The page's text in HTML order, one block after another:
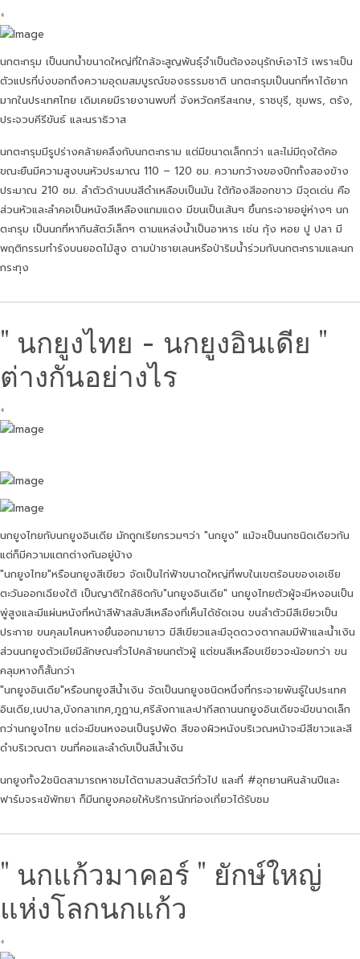
+
นกตะกรุม เป็นนกน้ำขนาดใหญ่ที่ใกล้จะสูญพันธุ์จำเป็นต้องอนุรักษ์เอาไว้ เพราะเป็น
ตัวแปรที่บ่งบอกถึงความอุดมสมบูรณ์ของธรรมชาติ นกตะกรุมเป็นนกที่หาได้ยาก
มากในประเทศไทย เดิมเคยมีรายงานพบที่ จังหวัดศรีสะเกษ, ราชบุรี, ชุมพร, ตรัง,
ประจวบคีรีขันธ์ และนราธิวาส
นกตะกรุมมีรูปร่างคล้ายคลึงกับนกตะกราม แต่มีขนาดเล็กกว่า และไม่มีถุงใต้คอ
ขณะยืนมีความสูงบนหัวประมาณ 110 – 120 ซม. ความกว้างของปีกทั้งสองข้าง
ประมาณ 210 ซม. ลำตัวด้านบนสีดำเหลือบเป็นมัน ใต้ท้องสีออกขาว มีจุดเด่น คือ
ส่วนหัวและลำคอเป็นหนังสีเหลืองแกมแดง มีขนเป็นเส้นๆ ขึ้นกระจายอยู่ห่างๆ นก
ตะกรุม เป็นนกที่หากินสัตว์เล็กๆ ตามแหล่งน้ำเป็นอาหาร เช่น กุ้ง หอย ปู ปลา มี
พฤติกรรมทำรังบนยอดไม้สูง ตามป่าชายเลนหรือป่าริมน้ำร่วมกับนกตะกรามและนก
กระทุง
" นกยูงไทย - นกยูงอินเดีย "
ต่างกันอย่างไร
+
นกยูงไทยกับนกยูงอินเดีย มักถูกเรียกรวมๆว่า "นกยูง" แม้จะเป็นนกชนิดเดียวกัน
แต่ก็มีความแตกต่างกันอยู่บ้าง
"นกยูงไทย"หรือนกยูงสีเขียว จัดเป็นไก่ฟ้าขนาดใหญ่ที่พบในเขตร้อนของเอเชีย
ตะวันออกเฉียงใต้ เป็นญาติใกล้ชิดกับ"นกยูงอินเดีย" นกยูงไทยตัวผู้จะมีหงอนเป็น
พู่สูงและมีแผ่นหนังที่หน้าสีฟ้าสลับสีเหลืองที่เห็นได้ชัดเจน ขนลำตัวมีสีเขียวเป็น
ประกาย ขนคุลมโคนหางยื่นออกมายาว มีสีเขียวและมีจุดดวงตากลมมีฟ้าและน้ำเงิน
ส่วนนกยูงตัวเมียมีลักษณะทั่วไปคล้ายนกตัวผู้ แต่ขนสีเหลือบเขียวจะน้อยกว่า ขน
คลุมหางก็สั้นกว่า
"นกยูงอินเดีย"หรือนกยูงสีน้ำเงิน จัดเป็นนกยูงชนิดหนึ่งที่กระจายพันธู์ในประเทศ
อินเดีย,เนปาล,บังกลาเทศ,ภูฏาน,ศรีลังกาและปากีสถานนกยูงอินเดียจะมีขนาดเล็ก
กว่านกยูงไทย แต่จะมีขนหงอนเป็นรูปพัด สีของผิวหนังบริเวณหน้าจะมีสีขาวและสี
ดำบริเวณตา ขนที่คอและลำดับเป็นสีน้ำเงิน
นกยูงทั้ง2ชนิดสามารถหาชมได้ตามสวนสัตว์ทั่วไป และที่ #อุทยานหินล้านปีและ
ฟาร์มจระเข้พัทยา ก็มีนกยูงคอยให้บริการนักท่องเที่ยวได้รับชม
" นกแก้วมาคอร์ " ยักษ์ใหญ่
แห่งโลกนกแก้ว
+